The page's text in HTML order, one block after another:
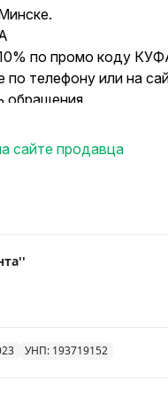
по промо коду
телефону или на
обращения
и
драйверов Чистка
термопасты
Установка программ
данных с
жесткого диска
сайте продавца
УНП: 193719152